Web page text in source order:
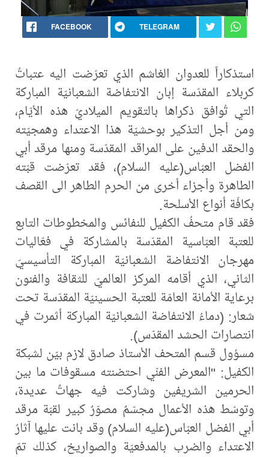
FACEBOOK TELEGRAM
استذكاراً للعدوان الغاشم الذي تعرّضت اليه عتباتُ
كربلاء المقدّسة إبان الانتفاضة الشعبانيّة المباركة
التي تُوافق ذكراها بالتقويم الميلاديّ هذه الأيّام،
ومن أجل التذكير بوحشيّة هذا الاعتداء وهمجيّته
والحقد الدفين على المراقد المقدّسة ومنها مرقد أبي
الفضل العبّاس(عليه السلام)، فقد تعرّضت قبّته
الطاهرة وأجزاء أخرى من الحرم الطاهر الى القصف
بكافّة أنواع الأسلحة.
فقد قام متحفُ الكفيل للنفائس والمخطوطات التابع
للعتبة العبّاسية المقدّسة بالمشاركة في فعّاليات
مهرجان الانتفاضة الشعبانيّة المباركة التأسيسيّ
الثاني، الذي أقامه المركز العالميّ للثقافة والفنون
برعاية الأمانة العامّة للعتبة الحسينيّة المقدّسة تحت
شعار: (دماءُ الانتفاضة الشعبانيّة المباركة أثمرت في
انتصارات الحشد المقدّس).
مسؤول قسم المتحف الأستاذ صادق لازم بيّن لشبكة
الكفيل: "المعرض الفنّي احتضنته مسقوفات ما بين
الحرمين الشريفين وشاركت فيه جهاتٌ عديدة،
وتوسّط هذه الأعمال مجسّمٌ مصوّرٌ كبير لقبّة مرقد
أبي الفضل العبّاس(عليه السلام) وقد بانت عليها آثارُ
الاعتداء والضرب بالمدفعيّة والصواريخ، كذلك تمّ